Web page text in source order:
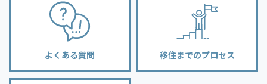
よくある質問 移住までのプロセス